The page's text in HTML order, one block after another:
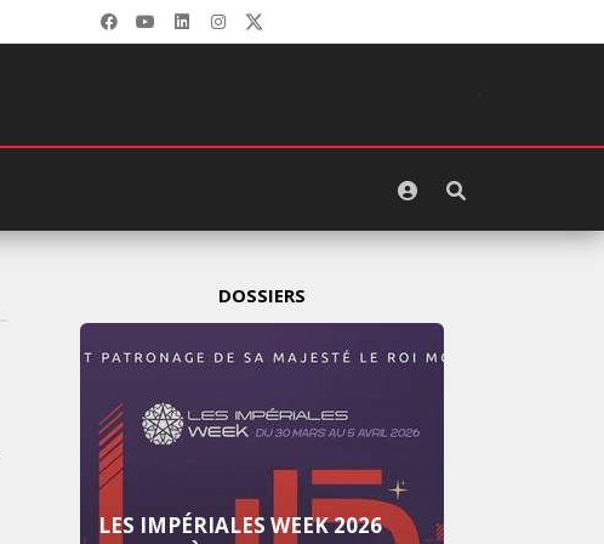
DOSSIERS
LES IMPÉRIALES WEEK 2025: